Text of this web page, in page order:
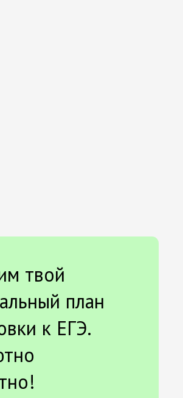
твой
план
к ЕГЭ.